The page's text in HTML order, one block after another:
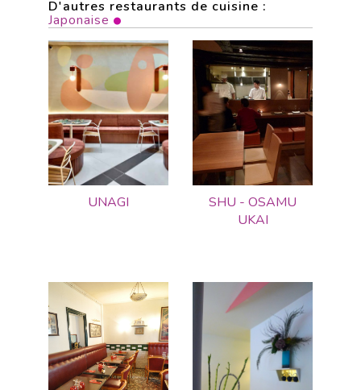
D'autres restaurants de cuisine :
Japonaise
UNAGI
SHU - OSAMU
UKAI